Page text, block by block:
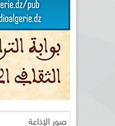
صور الإذاعة